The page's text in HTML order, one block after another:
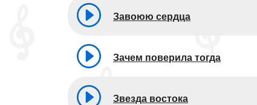
Завоюю сердца
Зачем поверила тогда
Звезда востока